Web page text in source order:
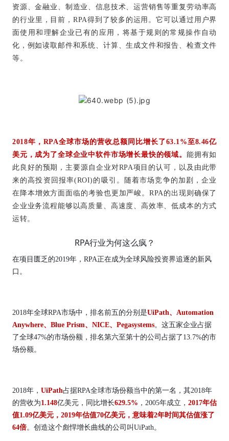
资源、金融业、制造业、信息技术、运营销售等重复劳动率高
的行业里，目前，RPA得到了较多的运用。它可以通过用户界
面使用和理解企业已有的应用，将基于规则的常规操作自动
化，例如读取邮件和系统、计算、生成文件和报告、检查文件
等。
2018年，RPA全球市场的营收总额同比增长了63.1%至8.46亿
美元，成为了全球企业中软件市场增长最快的领域。 能拥有如
此良好的预期，主要源自企业对RPA项目的认可，以及由此带
来的高投资回报率(ROI)的吸引。随着市场竞争的加剧，企业
在降本增效方面面临的考验也更加严峻。RPA的出现则确保了
企业业务流程能够以高质量、高速度、高效率、低成本的方式
运转。
RPA行业为何这么疯？
在项目匮乏的2019年，RPA正在成为全球风险投资界追逐的新风
口。
2018年全球RPA市场中，排名前五的分别是UiPath、Automation
Anywhere、Blue Prism、NICE、Pegasystems。这五家企业占据
了全球47%的市场份额，排名第六至第十的公司占据了13.7%的市
场份额。
2018年， UiPath占据RPA全球市场份额当中的第一名，其2018年
的营收为1.148亿美元，同比增长629.5% ，2005年成立， 2017年估
值1.09亿美元，2019年估值70亿美元，意味着2年时间其估值涨了
64倍。创造这个彪悍增长曲线的公司叫UiPath。